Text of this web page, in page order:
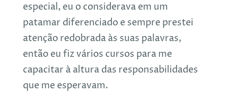
especial, eu o considerava em um
patamar diferenciado e sempre prestei
atenção redobrada às suas palavras,
então eu fiz vários cursos para me
capacitar à altura das responsabilidades
que me esperavam.